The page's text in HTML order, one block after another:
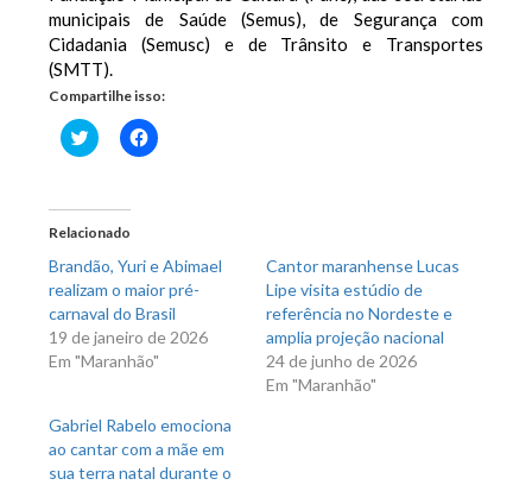
municipais de Saúde (Semus), de Segurança com
Cidadania (Semusc) e de Trânsito e Transportes
(SMTT).
Compartilhe isso:
Clique
para
em
nova
janela)
Clique
para
Relacionado
Brandão, Yuri e Abimael
realizam o maior pré-
carnaval do Brasil
19 de janeiro de 2026
Em "Maranhão"
Cantor maranhense Lucas
Lipe visita estúdio de
referência no Nordeste e
amplia projeção nacional
24 de junho de 2026
Em "Maranhão"
Gabriel Rabelo emociona
ao cantar com a mãe em
sua terra natal durante o